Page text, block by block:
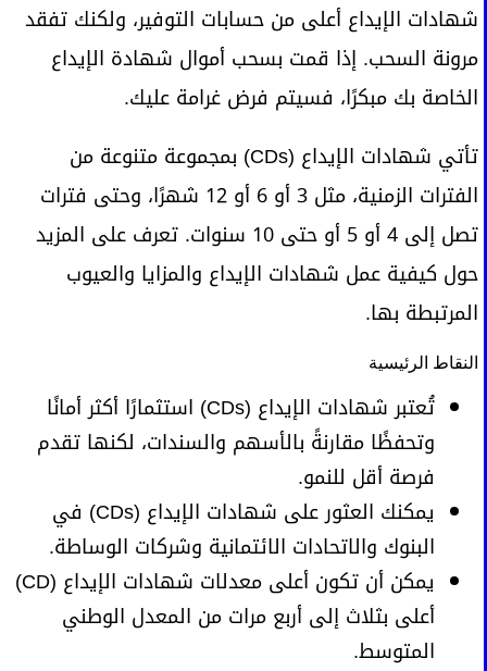
شهادات الإيداع أعلى من حسابات التوفير، ولكنك تفقد
مرونة السحب. إذا قمت بسحب أموال شهادة الإيداع
الخاصة بك مبكرًا، فسيتم فرض غرامة عليك.
تأتي شهادات الإيداع (CDs) بمجموعة متنوعة من
الفترات الزمنية، مثل 3 أو 6 أو 12 شهرًا، وحتى فترات
تصل إلى 4 أو 5 أو حتى 10 سنوات. تعرف على المزيد
حول كيفية عمل شهادات الإيداع والمزايا والعيوب
المرتبطة بها.
النقاط الرئيسية
تُعتبر شهادات الإيداع (CDs) استثمارًا أكثر أمانًا
وتحفظًا مقارنةً بالأسهم والسندات، لكنها تقدم
فرصة أقل للنمو.
يمكنك العثور على شهادات الإيداع (CDs) في
البنوك والاتحادات الائتمانية وشركات الوساطة.
يمكن أن تكون أعلى معدلات شهادات الإيداع (CD)
أعلى بثلاث إلى أربع مرات من المعدل الوطني
المتوسط.